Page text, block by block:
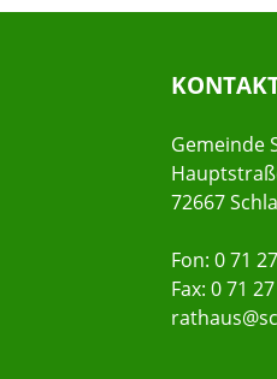
Gemeinde
72667
Fon: 0 71
Fax: 0 71